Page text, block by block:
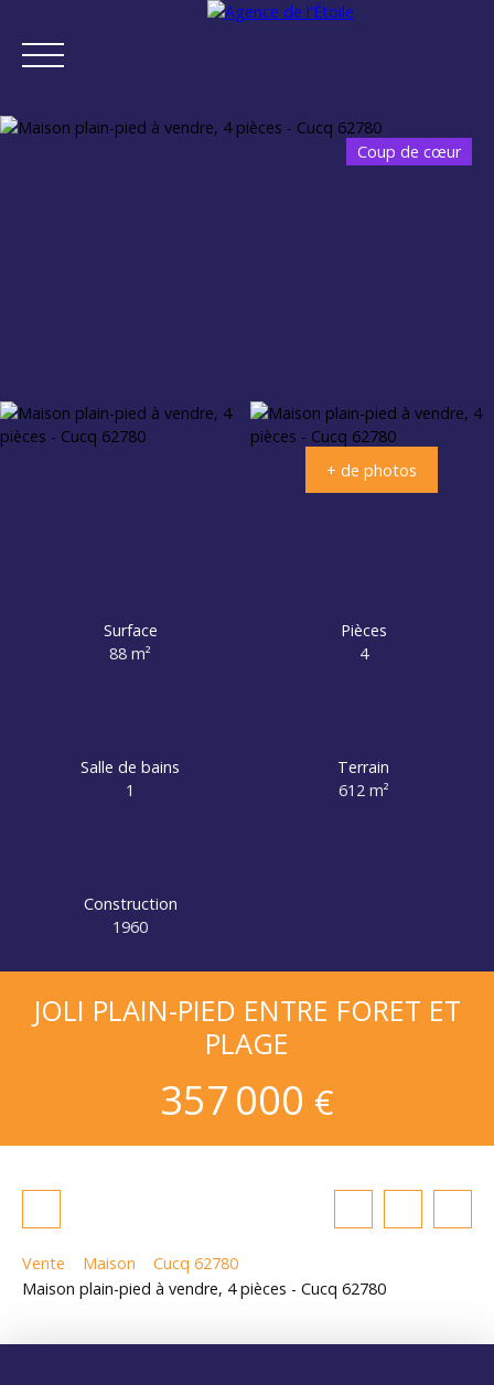
Coup de cœur
+ de photos
Surface
88m²
Pièces
4
Salle de bains
1
Terrain
612 m²
Construction
1960
JOLI PLAIN-PIED ENTRE FORET ET
PLAGE
357 000 €
Vente Maison
Cucq 62780
Maison plain-pied à vendre, 4 pièces - Cucq 62780